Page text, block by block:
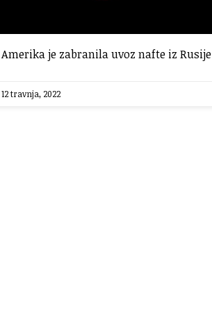
Amerika je zabranila uvoz nafte iz Rusije
12 travnja, 2022